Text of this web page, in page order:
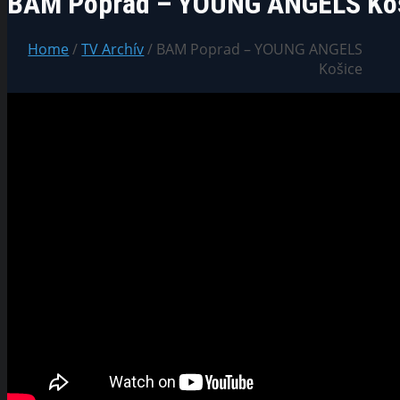
Home/TV Archív/ BAM Poprad – YOUNG ANGELS
Košice